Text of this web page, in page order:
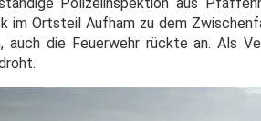
im Ortsteil Aufham zu dem
auch die Feuerwehr rückte an. Als